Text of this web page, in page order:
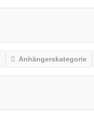
Anhängerskategorie